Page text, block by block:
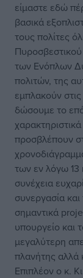
είμαστε εδώ
βασικά
τους πολίτες
των Ενόπλων
πολιτών, της
εμπλακούν
δώσουμε το
προσβλέπουν
των εν λόγω 13
συνέχεια
συνεργασία
σημαντικά
υπουργείο και
μεγαλύτερη
πλανήτης αλλά
Επιπλέον ο κ.